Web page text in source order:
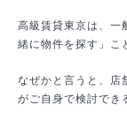
高級賃貸東京は、一
緒に物件を探す」こ
なぜかと言うと、店
がご自身で検討でき